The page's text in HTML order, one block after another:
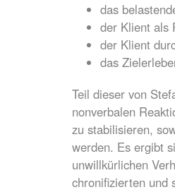
das
der Klient als
der Klient
das
Teil dieser von
nonverbalen
zu stabilisieren,
werden. Es ergibt
unwillkürlichen
chronifizierten und